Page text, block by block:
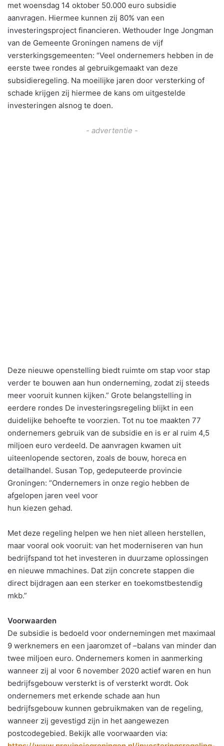
met woensdag 14 oktober 50.000 euro subsidie
aanvragen. Hiermee kunnen zij 80% van een
investeringsproject financieren. Wethouder Inge Jongman
van de Gemeente Groningen namens de vijf
versterkingsgemeenten: “Veel ondernemers hebben in de
eerste twee rondes al gebruikgemaakt van deze
subsidieregeling. Na moeilijke jaren door versterking of
schade krijgen zij hiermee de kans om uitgestelde
investeringen alsnog te doen.
- advertentie -
Deze nieuwe openstelling biedt ruimte om stap voor stap
verder te bouwen aan hun onderneming, zodat zij steeds
meer vooruit kunnen kijken.” Grote belangstelling in
eerdere rondes De investeringsregeling blijkt in een
duidelijke behoefte te voorzien. Tot nu toe maakten 77
ondernemers gebruik van de subsidie en is er al ruim 4,5
miljoen euro verdeeld. De aanvragen kwamen uit
uiteenlopende sectoren, zoals de bouw, horeca en
detailhandel. Susan Top, gedeputeerde provincie
Groningen: “Ondernemers in onze regio hebben de
afgelopen jaren veel voor
hun kiezen gehad.
Met deze regeling helpen we hen niet alleen herstellen,
maar vooral ook vooruit: van het moderniseren van hun
bedrijfspand tot het investeren in duurzame oplossingen
en nieuwe mmachines. Dat zijn concrete stappen die
direct bijdragen aan een sterker en toekomstbestendig
mkb.”
Voorwaarden
De subsidie is bedoeld voor ondernemingen met maximaal
9 werknemers en een jaaromzet of –balans van minder dan
twee miljoen euro. Ondernemers komen in aanmerking
wanneer zij al voor 6 november 2020 actief waren en hun
bedrijfsgebouw versterkt is of versterkt wordt. Ook
ondernemers met erkende schade aan hun
bedrijfsgebouw kunnen gebruikmaken van de regeling,
wanneer zij gevestigd zijn in het aangewezen
postcodegebied. Bekijk alle voorwaarden via: